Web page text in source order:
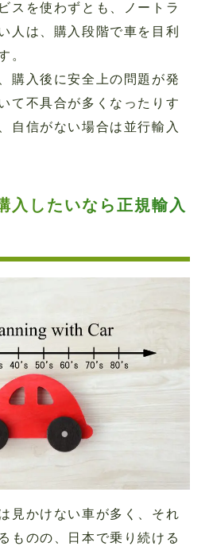
スを使わずとも、ノートラ
人は、購入段階で車を目利
。
購入後に安全上の問題が発
て不具合が多くなったりす
自信がない場合は並行輸入
入したいなら正規輸入
見かけない車が多く、それ
ものの、日本で乗り続ける